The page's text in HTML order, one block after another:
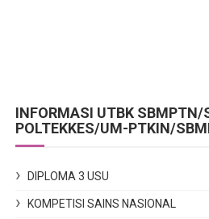
INFORMASI UTBK
POLTEKKES/UM-PTKIN/
DIPLOMA 3 USU
KOMPETISI SAINS NASIONAL